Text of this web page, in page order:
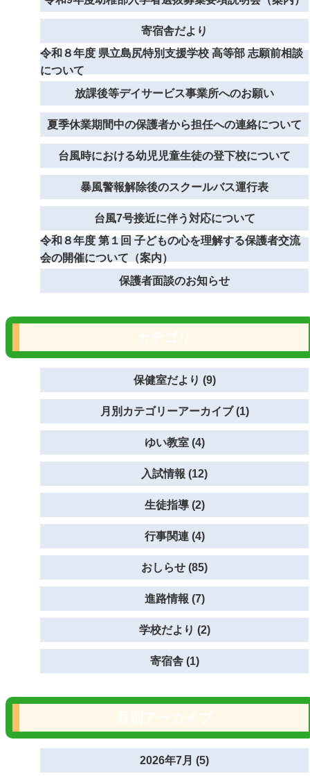
寄宿舎だより
令和８年度 県立島尻特別支援学校 高等部 志願前相談
について
放課後等デイサービス事業所へのお願い
夏季休業期間中の保護者から担任への連絡について
台風時における幼児児童生徒の登下校について
暴風警報解除後のスクールバス運行表
台風7号接近に伴う対応について
令和８年度 第１回 子どもの心を理解する保護者交流
会の開催について（案内）
保護者面談のお知らせ
保健室だより (9)
月別カテゴリーアーカイブ (1)
ゆい教室 (4)
入試情報 (12)
生徒指導 (2)
行事関連 (4)
おしらせ (85)
進路情報 (7)
学校だより (2)
寄宿舎 (1)
2026年7月 (5)